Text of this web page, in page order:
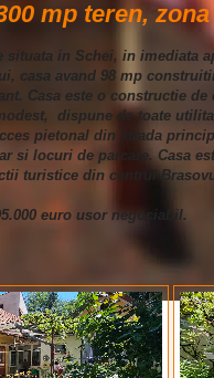
mp teren,
situata in Schei, in imediata
casa avand 98 mp
Casa este o constructie
dispune de toate
pietonal din strada
si locuri de parcare. Casa
turistice din centrul
euro usor negociabil.